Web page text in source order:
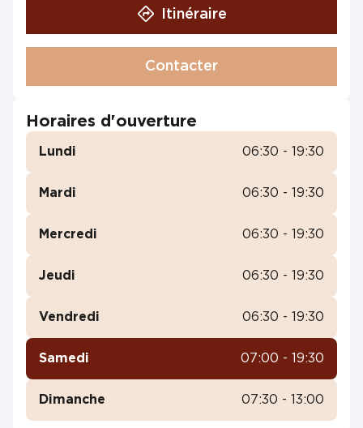
Itinéraire
Contacter
Horaires d'ouverture
Lundi 06:30 - 19:30
Mardi 06:30 - 19:30
Mercredi 06:30 - 19:30
Jeudi 06:30 - 19:30
Vendredi 06:30 - 19:30
Samedi 07:00 - 19:30
Dimanche 07:30 - 13:00